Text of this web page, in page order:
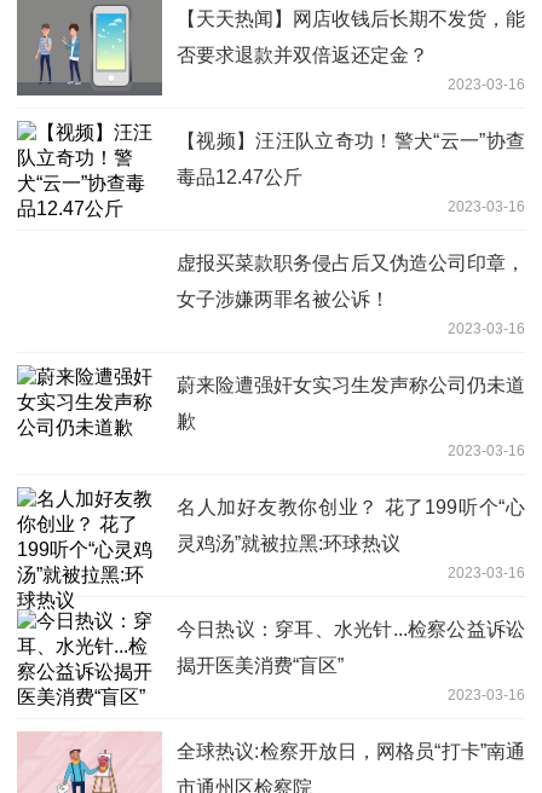
【天天热闻】网店收钱后长期不发货，能
否要求退款并双倍返还定金？
2023-03-16
【视频】汪汪队立奇功！警犬“云一”协查
毒品12.47公斤
2023-03-16
虚报买菜款职务侵占后又伪造公司印章，
女子涉嫌两罪名被公诉！
2023-03-16
蔚来险遭强奸女实习生发声称公司仍未道
歉
2023-03-16
名人加好友教你创业？ 花了199听个“心
灵鸡汤”就被拉黑:环球热议
2023-03-16
今日热议：穿耳、水光针...检察公益诉讼
揭开医美消费“盲区”
2023-03-16
全球热议:检察开放日，网格员“打卡”南通
市通州区检察院